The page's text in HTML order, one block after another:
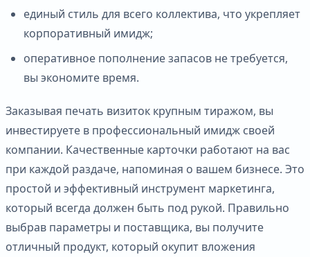
единый стиль для всего коллектива, что укрепляет
корпоративный имидж;
оперативное пополнение запасов не требуется,
вы экономите время.
Заказывая печать визиток крупным тиражом, вы
инвестируете в профессиональный имидж своей
компании. Качественные карточки работают на вас
при каждой раздаче, напоминая о вашем бизнесе. Это
простой и эффективный инструмент маркетинга,
который всегда должен быть под рукой. Правильно
выбрав параметры и поставщика, вы получите
отличный продукт, который окупит вложения